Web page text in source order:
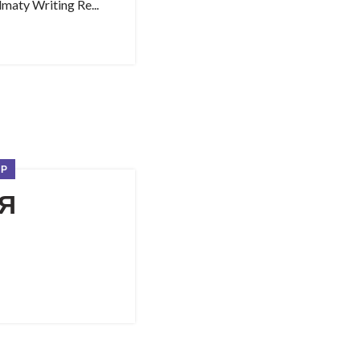
Writing Re...